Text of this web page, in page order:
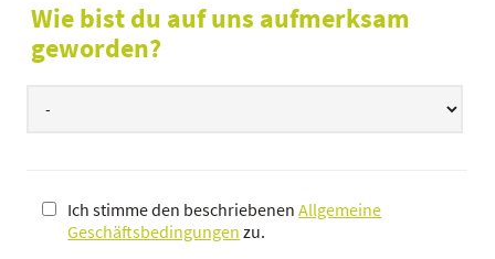
Wie bist du auf uns aufmerksam
geworden?
Ich stimme den beschriebenenAllgemeine
Geschäftsbedingungen zu.